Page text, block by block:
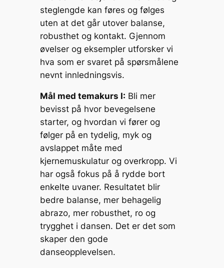
steglengde kan føres og følges
uten at det går utover balanse,
robusthet og kontakt. Gjennom
øvelser og eksempler utforsker vi
hva som er svaret på spørsmålene
nevnt innledningsvis.
Mål med temakurs I: Bli mer
bevisst på hvor bevegelsene
starter, og hvordan vi fører og
følger på en tydelig, myk og
avslappet måte med
kjernemuskulatur og overkropp. Vi
har også fokus på å rydde bort
enkelte uvaner. Resultatet blir
bedre balanse, mer behagelig
abrazo, mer robusthet, ro og
trygghet i dansen. Det er det som
skaper den gode
danseopplevelsen.